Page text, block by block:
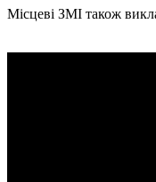
Місцеві ЗМІ також